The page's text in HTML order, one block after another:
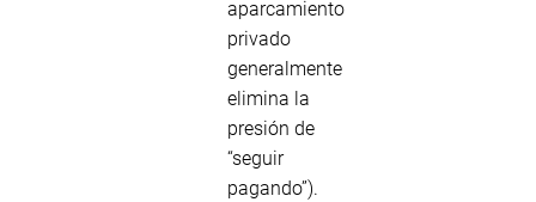
aparcamiento
privado
generalmente
elimina la
presión de
“seguir
pagando”).